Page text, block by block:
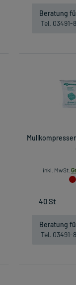
Beratung
Tel. 03491-
inkl. MwSt.
Beratung
Tel. 03491-